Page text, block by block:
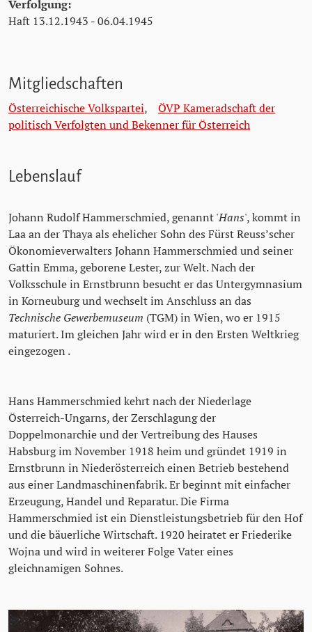
Verfolgung:
Haft 13.12.1943 - 06.04.1945
Mitgliedschaften
Österreichische Volkspartei, ÖVP Kameradschaft der
politisch Verfolgten und Bekenner für Österreich
Lebenslauf
Johann Rudolf Hammerschmied, genannt 'Hans', kommt in
Laa an der Thaya als ehelicher Sohn des Fürst Reuss’scher
Ökonomieverwalters Johann Hammerschmied und seiner
Gattin Emma, geborene Lester, zur Welt. Nach der
Volksschule in Ernstbrunn besucht er das Untergymnasium
in Korneuburg und wechselt im Anschluss an das
Technische Gewerbemuseum (TGM) in Wien, wo er 1915
maturiert. Im gleichen Jahr wird er in den Ersten Weltkrieg
eingezogen .
Hans Hammerschmied kehrt nach der Niederlage
Österreich-Ungarns, der Zerschlagung der
Doppelmonarchie und der Vertreibung des Hauses
Habsburg im November 1918 heim und gründet 1919 in
Ernstbrunn in Niederösterreich einen Betrieb bestehend
aus einer Landmaschinenfabrik. Er beginnt mit einfacher
Erzeugung, Handel und Reparatur. Die Firma
Hammerschmied ist ein Dienstleistungsbetrieb für den Hof
und die bäuerliche Wirtschaft. 1920 heiratet er Friederike
Wojna und wird in weiterer Folge Vater eines
gleichnamigen Sohnes.